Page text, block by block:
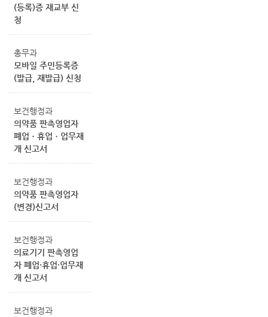
(등록)증 재교부 신
청
총무과
모바일 주민등록증
(발급, 재발급) 신청
보건행정과
의약품 판촉영업자
폐업ㆍ휴업ㆍ업무재
개 신고서
보건행정과
의약품 판촉영업자
(변경)신고서
보건행정과
의료기기 판촉영업
자 폐업·휴업·업무재
개 신고서
보건행정과